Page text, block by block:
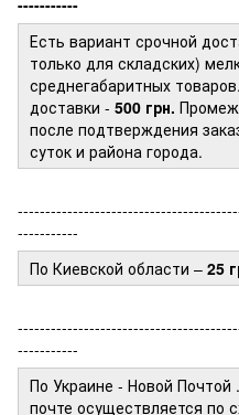
Есть вариант срочной
только для складских)
среднегабаритных
доставки - 500 грн.
после подтверждения
суток и района города.
-----------
По Киевской области – 25
-----------
По Украине - Новой Почтой
почте осуществляется по